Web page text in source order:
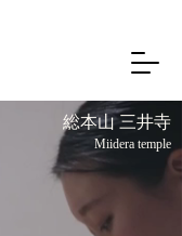
総本山 三井寺
Miidera temple